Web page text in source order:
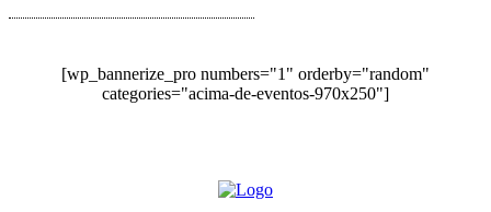
[wp_bannerize_pro numbers="1" orderby="random"
categories="acima-de-eventos-970x250"]